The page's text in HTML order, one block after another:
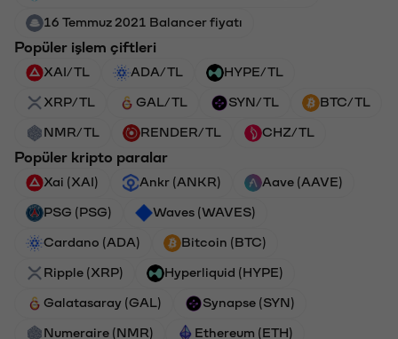
16 Temmuz 2021 Balancer fiyatı
Popüler işlem çiftleri
XAI/TL ADA/TL HYPE/TL
XRP/TL GAL/TL SYN/TL BTC/TL
NMR/TL RENDER/TL CHZ/TL
Popüler kripto paralar
Xai (XAI) Ankr (ANKR) Aave (AAVE)
PSG (PSG) Waves (WAVES)
Cardano (ADA) Bitcoin (BTC)
Ripple (XRP) Hyperliquid (HYPE)
Galatasaray (GAL) Synapse (SYN)
Numeraire (NMR) Ethereum (ETH)